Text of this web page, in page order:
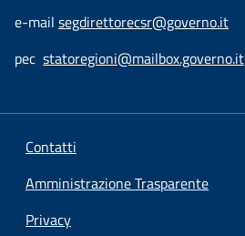
e-mail segdirettorecsr@governo.it
pec statoregioni@mailbox.governo.it
Contatti
Amministrazione Trasparente
Privacy